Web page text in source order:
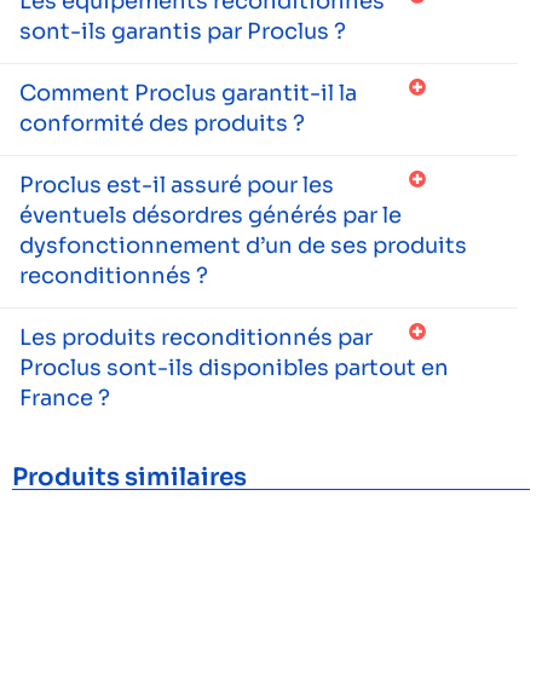
sont-ils garantis par Proclus ?
Comment Proclus garantit-il la
conformité des produits ?
Proclus est-il assuré pour les
éventuels désordres générés par le
dysfonctionnement d’un de ses produits
reconditionnés ?
Les produits reconditionnés par
Proclus sont-ils disponibles partout en
France ?
Produits similaires